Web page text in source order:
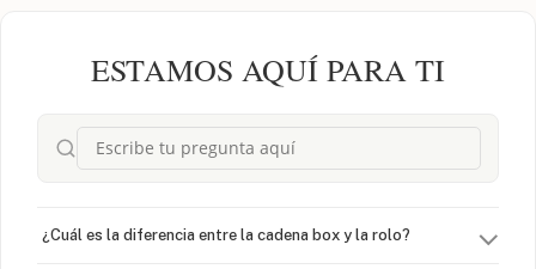
ESTAMOS AQUÍ PARA TI
¿Cuál es la diferencia entre la cadena box y la rolo?